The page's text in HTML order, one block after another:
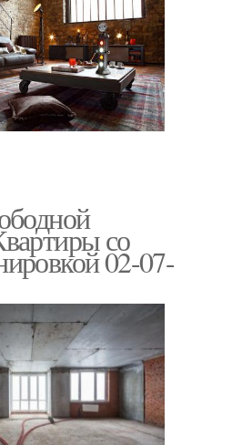
со
02-07-